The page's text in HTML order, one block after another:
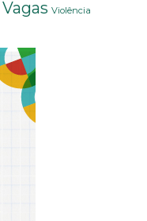
Vagas Violência